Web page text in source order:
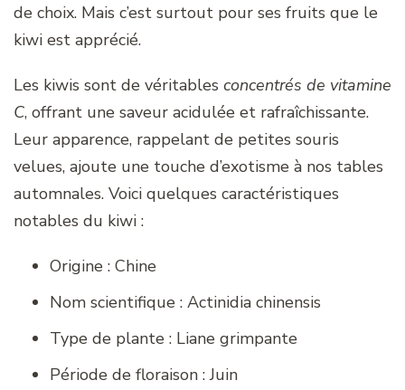
de choix. Mais c’est surtout pour ses fruits que le
kiwi est apprécié.
Les kiwis sont de véritables concentrés de vitamine
C, offrant une saveur acidulée et rafraîchissante.
Leur apparence, rappelant de petites souris
velues, ajoute une touche d’exotisme à nos tables
automnales. Voici quelques caractéristiques
notables du kiwi :
Origine : Chine
Nom scientifique : Actinidia chinensis
Type de plante : Liane grimpante
Période de floraison : Juin